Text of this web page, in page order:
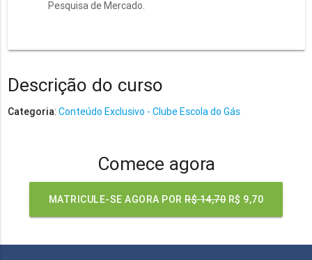
Pesquisa de Mercado.
Descrição do curso
Categoria: Conteúdo Exclusivo - Clube Escola do Gás
Comece agora
MATRICULE-SE AGORA PORR$ 14,70 R$ 9,70